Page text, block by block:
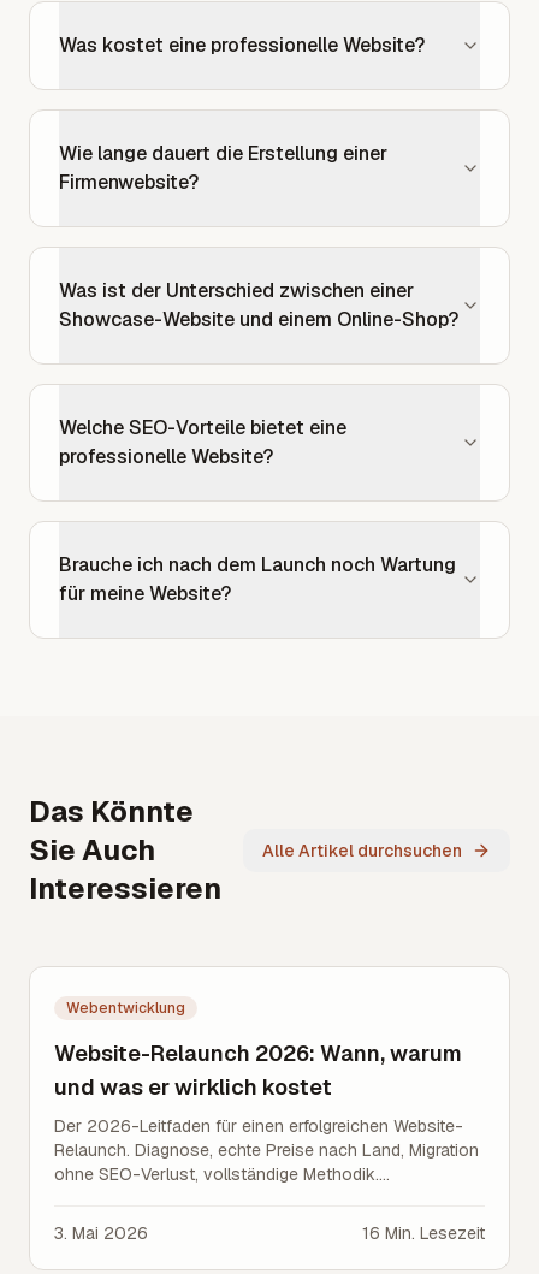
Was kostet eine professionelle Website?
Wie lange dauert die Erstellung einer
Firmenwebsite?
Was ist der Unterschied zwischen einer
Showcase-Website und einem Online-Shop?
Welche SEO-Vorteile bietet eine
professionelle Website?
Brauche ich nach dem Launch noch Wartung
für meine Website?
Das Könnte
Sie Auch
Interessieren
Alle Artikel durchsuchen
Webentwicklung
Website-Relaunch 2026: Wann, warum
und was er wirklich kostet
Der 2026-Leitfaden für einen erfolgreichen Website-
Relaunch. Diagnose, echte Preise nach Land, Migration
ohne SEO-Verlust, vollständige Methodik.
3. Mai 2026
16 Min. Lesezeit